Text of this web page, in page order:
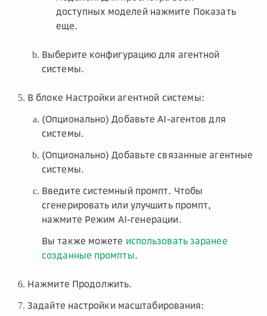
доступных моделей нажмите Показать
еще.
Выберите конфигурацию для агентной
системы.
В блоке Настройки агентной системы:
(Опционально) Добавьте AI-агентов для
системы.
(Опционально) Добавьте связанные агентные
системы.
Введите системный промпт. Чтобы
сгенерировать или улучшить промпт,
нажмите Режим AI-генерации.
Вы также можете использовать заранее
созданные промпты.
Нажмите Продолжить.
Задайте настройки масштабирования: